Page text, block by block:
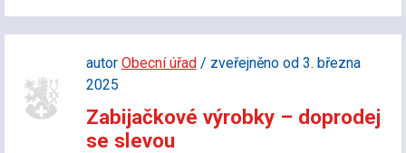
autor Obecní úřad/ zveřejněno od 3. března
2025
Zabijačkové výrobky – doprodej
se slevou